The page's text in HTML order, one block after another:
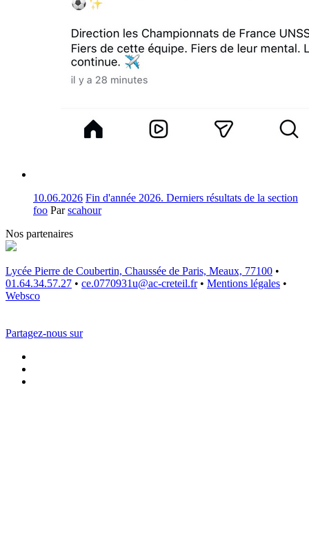
10.06.2026 Fin d'année 2026. Derniers résultats de la section
foo Parscahour
Nos partenaires
Lycée Pierre de Coubertin, Chaussée de Paris, Meaux, 77100 •
01.64.34.57.27 • ce.0770931u@ac-creteil.fr • Mentions légales •
Websco
Partagez-nous sur